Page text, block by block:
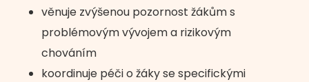
věnuje zvýšenou pozornost žákům s
problémovým vývojem a rizikovým
chováním
koordinuje péči o žáky se specifickými